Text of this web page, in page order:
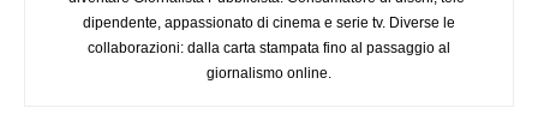
dipendente, appassionato di cinema e serie tv. Diverse le
collaborazioni: dalla carta stampata fino al passaggio al
giornalismo online.